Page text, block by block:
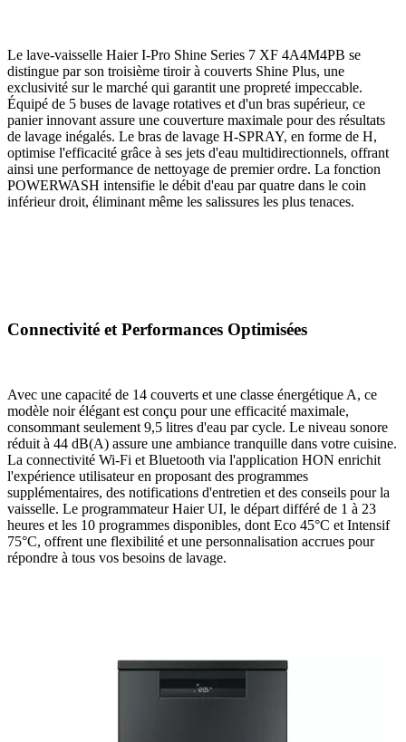
Le lave-vaisselle Haier I-Pro Shine Series 7 XF 4A4M4PB se
distingue par son troisième tiroir à couverts Shine Plus, une
exclusivité sur le marché qui garantit une propreté impeccable.
Équipé de 5 buses de lavage rotatives et d'un bras supérieur, ce
panier innovant assure une couverture maximale pour des résultats
de lavage inégalés. Le bras de lavage H-SPRAY, en forme de H,
optimise l'efficacité grâce à ses jets d'eau multidirectionnels, offrant
ainsi une performance de nettoyage de premier ordre. La fonction
POWERWASH intensifie le débit d'eau par quatre dans le coin
inférieur droit, éliminant même les salissures les plus tenaces.
Connectivité et Performances Optimisées
Avec une capacité de 14 couverts et une classe énergétique A, ce
modèle noir élégant est conçu pour une efficacité maximale,
consommant seulement 9,5 litres d'eau par cycle. Le niveau sonore
réduit à 44 dB(A) assure une ambiance tranquille dans votre cuisine.
La connectivité Wi-Fi et Bluetooth via l'application HON enrichit
l'expérience utilisateur en proposant des programmes
supplémentaires, des notifications d'entretien et des conseils pour la
vaisselle. Le programmateur Haier UI, le départ différé de 1 à 23
heures et les 10 programmes disponibles, dont Eco 45°C et Intensif
75°C, offrent une flexibilité et une personnalisation accrues pour
répondre à tous vos besoins de lavage.